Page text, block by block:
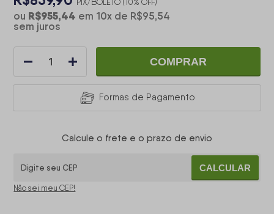
PIX/BOLETO (10% OFF)
ou R$955,44 em 10x de R$95,54
sem juros
COMPRAR
Formas de Pagamento
Calcule o frete e o prazo de envio
CALCULAR
Não sei meu CEP!